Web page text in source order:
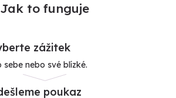
Jak to funguje
zážitek
sebe nebo své blízké.
poukaz